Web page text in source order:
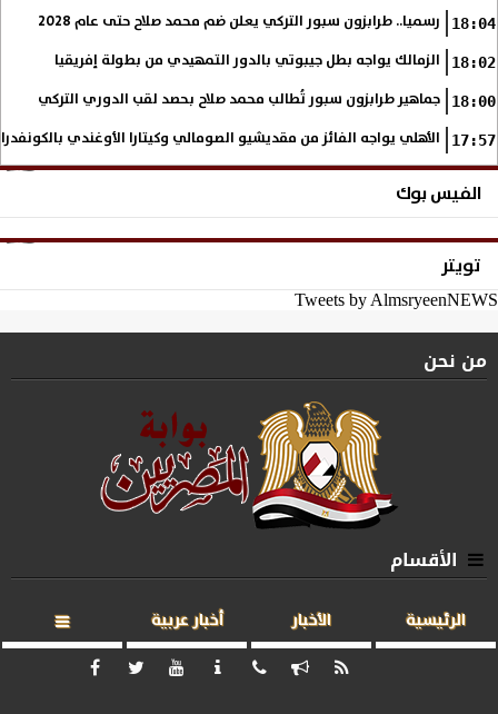
18:04 رسميا.. طرابزون سبور التركي يعلن ضم محمد صلاح حتى عام 2028
18:02 الزمالك يواجه بطل جيبوتي بالدور التمهيدي من بطولة إفريقيا
18:00 جماهير طرابزون سبور تُطالب محمد صلاح بحصد لقب الدوري التركي
17:57 الأهلي يواجه الفائز من مقديشيو الصومالي وكيتارا الأوغندي
الفيس بوك
تويتر
Tweets by AlmsryeenNEWS
من نحن
الأقسام
الرئيسية الأخبار أخبار عربية